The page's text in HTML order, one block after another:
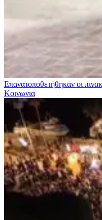
Επανατοποθετήθηκαν οι
Κοινωνια